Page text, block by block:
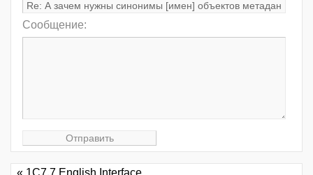
Сообщение:
« 1C7.7 English Interface